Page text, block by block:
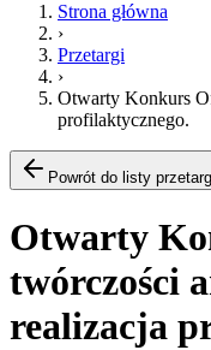
Strona główna
›
Przetargi
›
Otwarty Konkurs
profilaktycznego.
Powrót do listy
Otwarty
twórczości
realizacja